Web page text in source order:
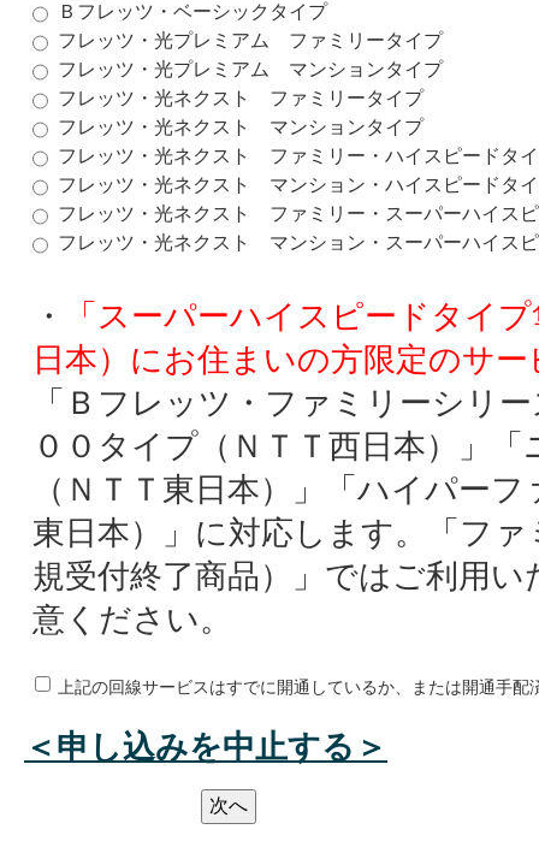
Ｂフレッツ・ベーシックタイプ
フレッツ・光プレミアム ファミリータイプ
フレッツ・光プレミアム マンションタイプ
フレッツ・光ネクスト ファミリータイプ
フレッツ・光ネクスト マンションタイプ
フレッツ・光ネクスト ファミリー・ハイスピードタ
フレッツ・光ネクスト マンション・ハイスピードタ
フレッツ・光ネクスト ファミリー・スーパーハイス
フレッツ・光ネクスト マンション・スーパーハイス
・
「スーパーハイスピードタイ
日本）にお住まいの方限定のサ
「Ｂフレッツ・ファミリーシリ
００タイプ（ＮＴＴ西日本）」
（ＮＴＴ東日本）」「ハイパー
東日本）」に対応します。「フ
規受付終了商品）」ではご利用
意ください。
上記の回線サービスはすでに開通しているか、または開通手配
＜申し込みを中止する＞